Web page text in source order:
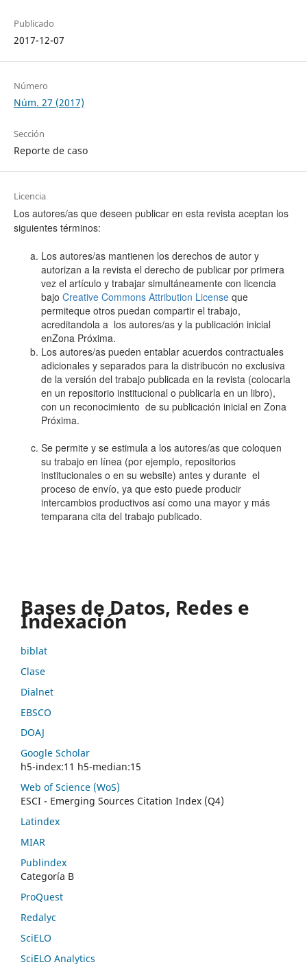
Publicado
2017-12-07
Número
Núm. 27 (2017)
Sección
Reporte de caso
Licencia
Los autores/as que deseen publicar en esta revista aceptan los
siguientes términos:
Los autores/as mantienen los derechos de autor y
autorizan a la revista el derecho de publicar por primera
vez el artículo y trabajar simultáneamente con licencia
bajo Creative Commons Attribution Licenseque
permiteque otros puedan compartir el trabajo,
acreditandola a los autores/as y la publicación inicial
enZona Próxima.
Los autores/as pueden entablar acuerdos contractuales
adicionales y separados para la distribucón no exclusiva
de la versión del trabajo publicada en la revista (colocarla
en un repositorio institucional o publicarla en un libro),
con un reconocimiento de su publicación inicial en Zona
Próxima.
Se permite y se estimula a los autores/as que coloquen
su trabajo en línea (por ejemplo, repositorios
institucionales o en su website) antes y durante el
proceso de envío, ya que esto puede producir
intercambios productivos así como una mayor y más
temparana cita del trabajo publicado.
Bases de Datos, Redes e
Indexación
biblat
Clase
Dialnet
EBSCO
DOAJ
Google Scholar
h5-index:11 h5-median:15
Web of Science (WoS)
ESCI - Emerging Sources Citation Index (Q4)
Latindex
MIAR
Publindex
Categoría B
ProQuest
Redalyc
SciELO
SciELO Analytics